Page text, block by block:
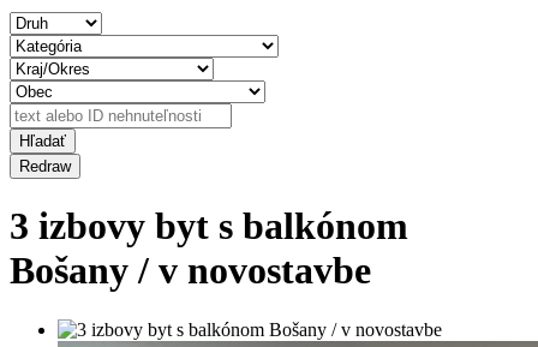
3 izbovy byt s balkónom
Bošany / v novostavbe